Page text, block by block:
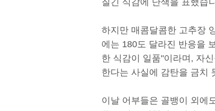
하지만 매콤달콤한 고추장
에는 180도 달라진 반응을
한 식감이 일품"이라며, 자
한다는 사실에 감탄을 금치
이날 어부들은 골뱅이 외에